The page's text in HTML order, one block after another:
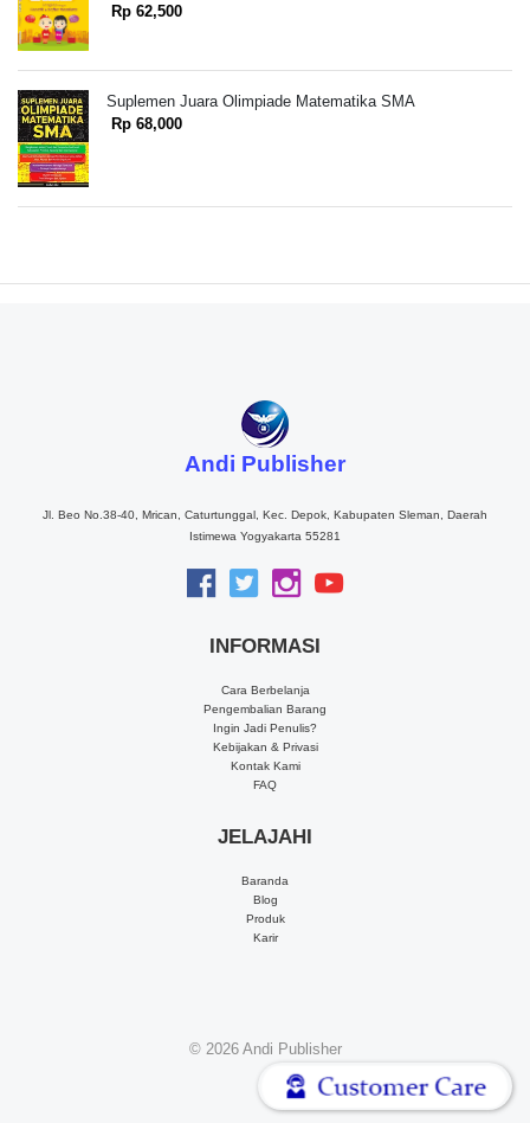
Rp 62,500
Suplemen Juara Olimpiade Matematika SMA
Rp 68,000
Andi Publisher
Jl. Beo No.38-40, Mrican, Caturtunggal, Kec. Depok, Kabupaten Sleman, Daerah
Istimewa Yogyakarta 55281
INFORMASI
Cara Berbelanja
Pengembalian Barang
Ingin Jadi Penulis?
Kebijakan & Privasi
Kontak Kami
FAQ
JELAJAHI
Baranda
Blog
Produk
Karir
© 2026 Andi Publisher